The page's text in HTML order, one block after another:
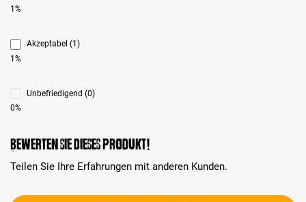
1%
Akzeptabel (1)
1%
Unbefriedigend (0)
0%
Bewerten Sie dieses Produkt!
Teilen Sie Ihre Erfahrungen mit anderen Kunden.